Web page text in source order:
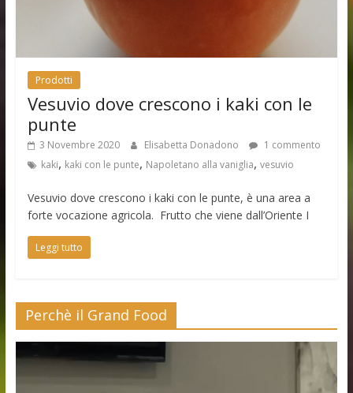
Prodotti
Vesuvio dove crescono i kaki con le
punte
3 Novembre 2020 Elisabetta Donadono
1 commento
kaki, kaki con le punte, Napoletano alla vaniglia, vesuvio
Vesuvio dove crescono i kaki con le punte, è una area a
forte vocazione agricola. Frutto che viene dall’Oriente I
Leggi tutto
Perchè il Grand Food